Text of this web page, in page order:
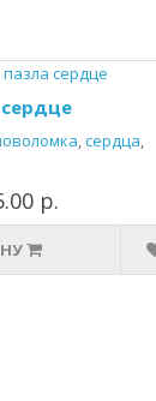
,сердца,
р.